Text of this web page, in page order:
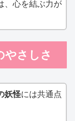
心を結ぶ力が
やさしさ
妖怪には共通点